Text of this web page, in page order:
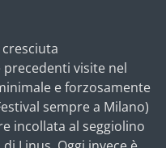
cresciuta
visite nel
e forzosamente
sempre a Milano)
incollata al seggiolino